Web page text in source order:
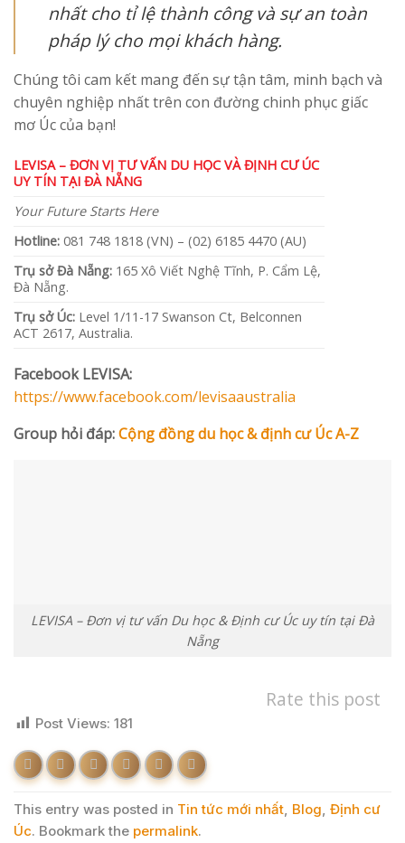
nhất cho tỉ lệ thành công và sự an toàn
pháp lý cho mọi khách hàng.
Chúng tôi cam kết mang đến sự tận tâm, minh bạch và
chuyên nghiệp nhất trên con đường chinh phục giấc
mơ Úc của bạn!
LEVISA – ĐƠN VỊ TƯ VẤN DU HỌC VÀ ĐỊNH CƯ ÚC
UY TÍN TẠI ĐÀ NẴNG
Your Future Starts Here
Hotline: 081 748 1818 (VN) – (02) 6185 4470 (AU)
Trụ sở Đà Nẵng: 165 Xô Viết Nghệ Tĩnh, P. Cẩm Lệ,
Đà Nẵng.
Trụ sở Úc: Level 1/11-17 Swanson Ct, Belconnen
ACT 2617, Australia.
Facebook LEVISA:
https://www.facebook.com/levisaaustralia
Group hỏi đáp:Cộng đồng du học & định cư Úc A-Z
LEVISA – Đơn vị tư vấn Du học & Định cư Úc uy tín tại Đà
Nẵng
Rate this post
Post Views: 181
This entry was posted in Tin tức mới nhất, Blog, Định cư
Úc. Bookmark the permalink.